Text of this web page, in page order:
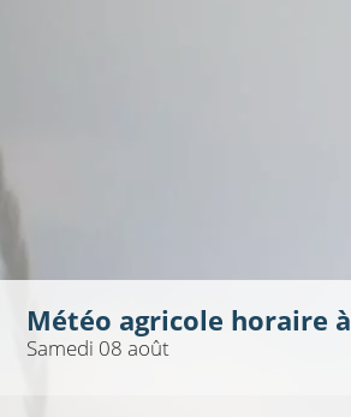
Météo agricole horaire à
Samedi 08 août